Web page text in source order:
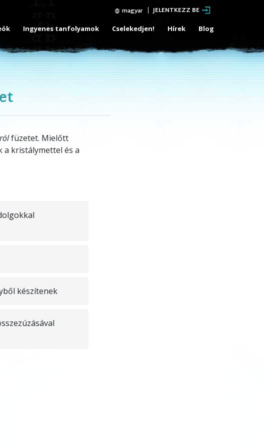
magyar JELENTKEZZ BE
Ingyenes tanfolyamok Cselekedjen! Hírek Blog
füzetet. Mielőtt
a kristálymettel és a
készítenek